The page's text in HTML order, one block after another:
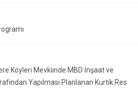
Köyleri Mevkiinde MBD İnşaat ve
Yapılması Planlanan Kurtik Res